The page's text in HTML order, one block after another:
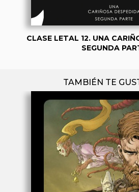
CLASE LETAL 12. UNA
SEGUNDA
TAMBIÉN TE